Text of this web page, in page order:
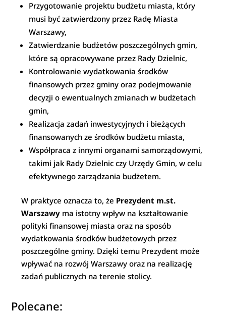
Przygotowanie projektu budżetu miasta, który
musi być zatwierdzony przez Radę Miasta
Warszawy,
Zatwierdzanie budżetów poszczególnych gmin,
które są opracowywane przez Rady Dzielnic,
Kontrolowanie wydatkowania środków
finansowych przez gminy oraz podejmowanie
decyzji o ewentualnych zmianach w budżetach
gmin,
Realizacja zadań inwestycyjnych i bieżących
finansowanych ze środków budżetu miasta,
Współpraca z innymi organami samorządowymi,
takimi jak Rady Dzielnic czy Urzędy Gmin, w celu
efektywnego zarządzania budżetem.
W praktyce oznacza to, że Prezydent m.st.
Warszawy ma istotny wpływ na kształtowanie
polityki finansowej miasta oraz na sposób
wydatkowania środków budżetowych przez
poszczególne gminy. Dzięki temu Prezydent może
wpływać na rozwój Warszawy oraz na realizację
zadań publicznych na terenie stolicy.
Polecane: